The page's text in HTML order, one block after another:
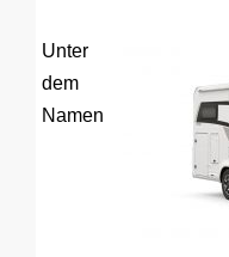
Unter
dem
Namen